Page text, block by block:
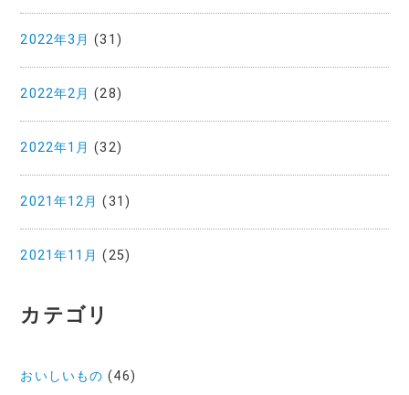
2022年3月 (31)
2022年2月 (28)
2022年1月 (32)
2021年12月 (31)
2021年11月 (25)
カテゴリ
おいしいもの (46)